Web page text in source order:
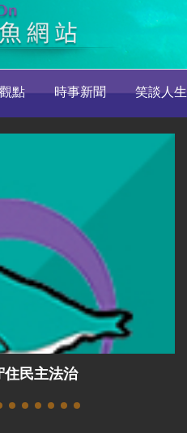
點 時事新聞 笑談人生
住民主法治